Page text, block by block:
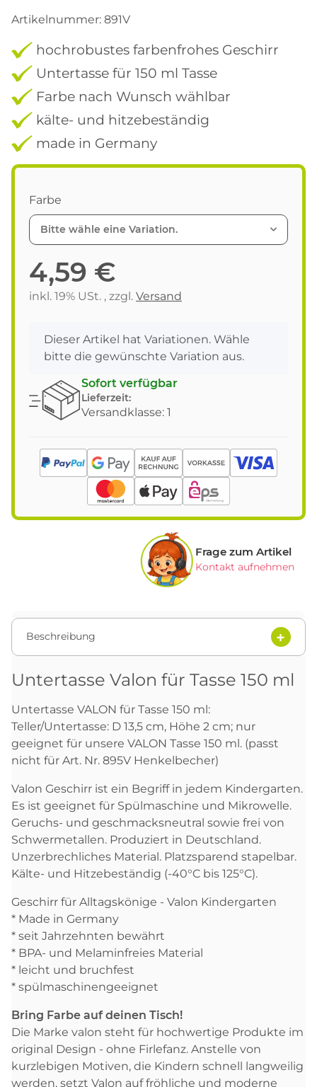
Artikelnummer: 891V
hochrobustes farbenfrohes Geschirr
Untertasse für 150 ml Tasse
Farbe nach Wunsch wählbar
kälte- und hitzebeständig
made in Germany
Farbe
Bitte wähle eine Variation.
4,59 €
inkl. 19% USt. , zzgl. Versand
x
Dieser Artikel hat Variationen. Wähle
bitte die gewünschte Variation aus.
Sofort verfügbar
Lieferzeit:
Versandklasse: 1
Frage zum Artikel
Kontakt aufnehmen
Beschreibung
Untertasse Valon für Tasse 150 ml
Untertasse VALON für Tasse 150 ml:
Teller/Untertasse: D 13,5 cm, Höhe 2 cm; nur
geeignet für unsere VALON Tasse 150 ml. (passt
nicht für Art. Nr. 895V Henkelbecher)
Valon Geschirr ist ein Begriff in jedem Kindergarten.
Es ist geeignet für Spülmaschine und Mikrowelle.
Geruchs- und geschmacksneutral sowie frei von
Schwermetallen. Produziert in Deutschland.
Unzerbrechliches Material. Platzsparend stapelbar.
Kälte- und Hitzebeständig (-40°C bis 125°C).
Geschirr für Alltagskönige - Valon Kindergarten
* Made in Germany
* seit Jahrzehnten bewährt
* BPA- und Melaminfreies Material
* leicht und bruchfest
* spülmaschinengeeignet
Bring Farbe auf deinen Tisch!
Die Marke valon steht für hochwertige Produkte im
original Design - ohne Firlefanz. Anstelle von
kurzlebigen Motiven, die Kindern schnell langweilig
werden, setzt Valon auf fröhliche und moderne